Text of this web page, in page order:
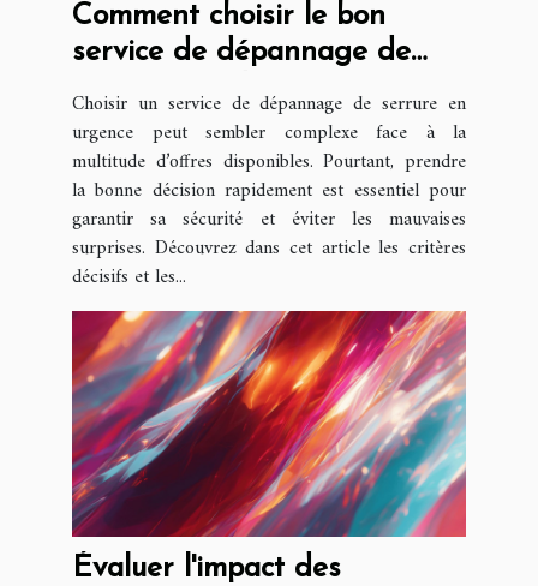
Comment choisir le bon
service de dépannage de
serrure rapidement
Choisir un service de dépannage de serrure en
urgence peut sembler complexe face à la
multitude d’offres disponibles. Pourtant, prendre
la bonne décision rapidement est essentiel pour
garantir sa sécurité et éviter les mauvaises
surprises. Découvrez dans cet article les critères
décisifs et les...
Évaluer l'impact des